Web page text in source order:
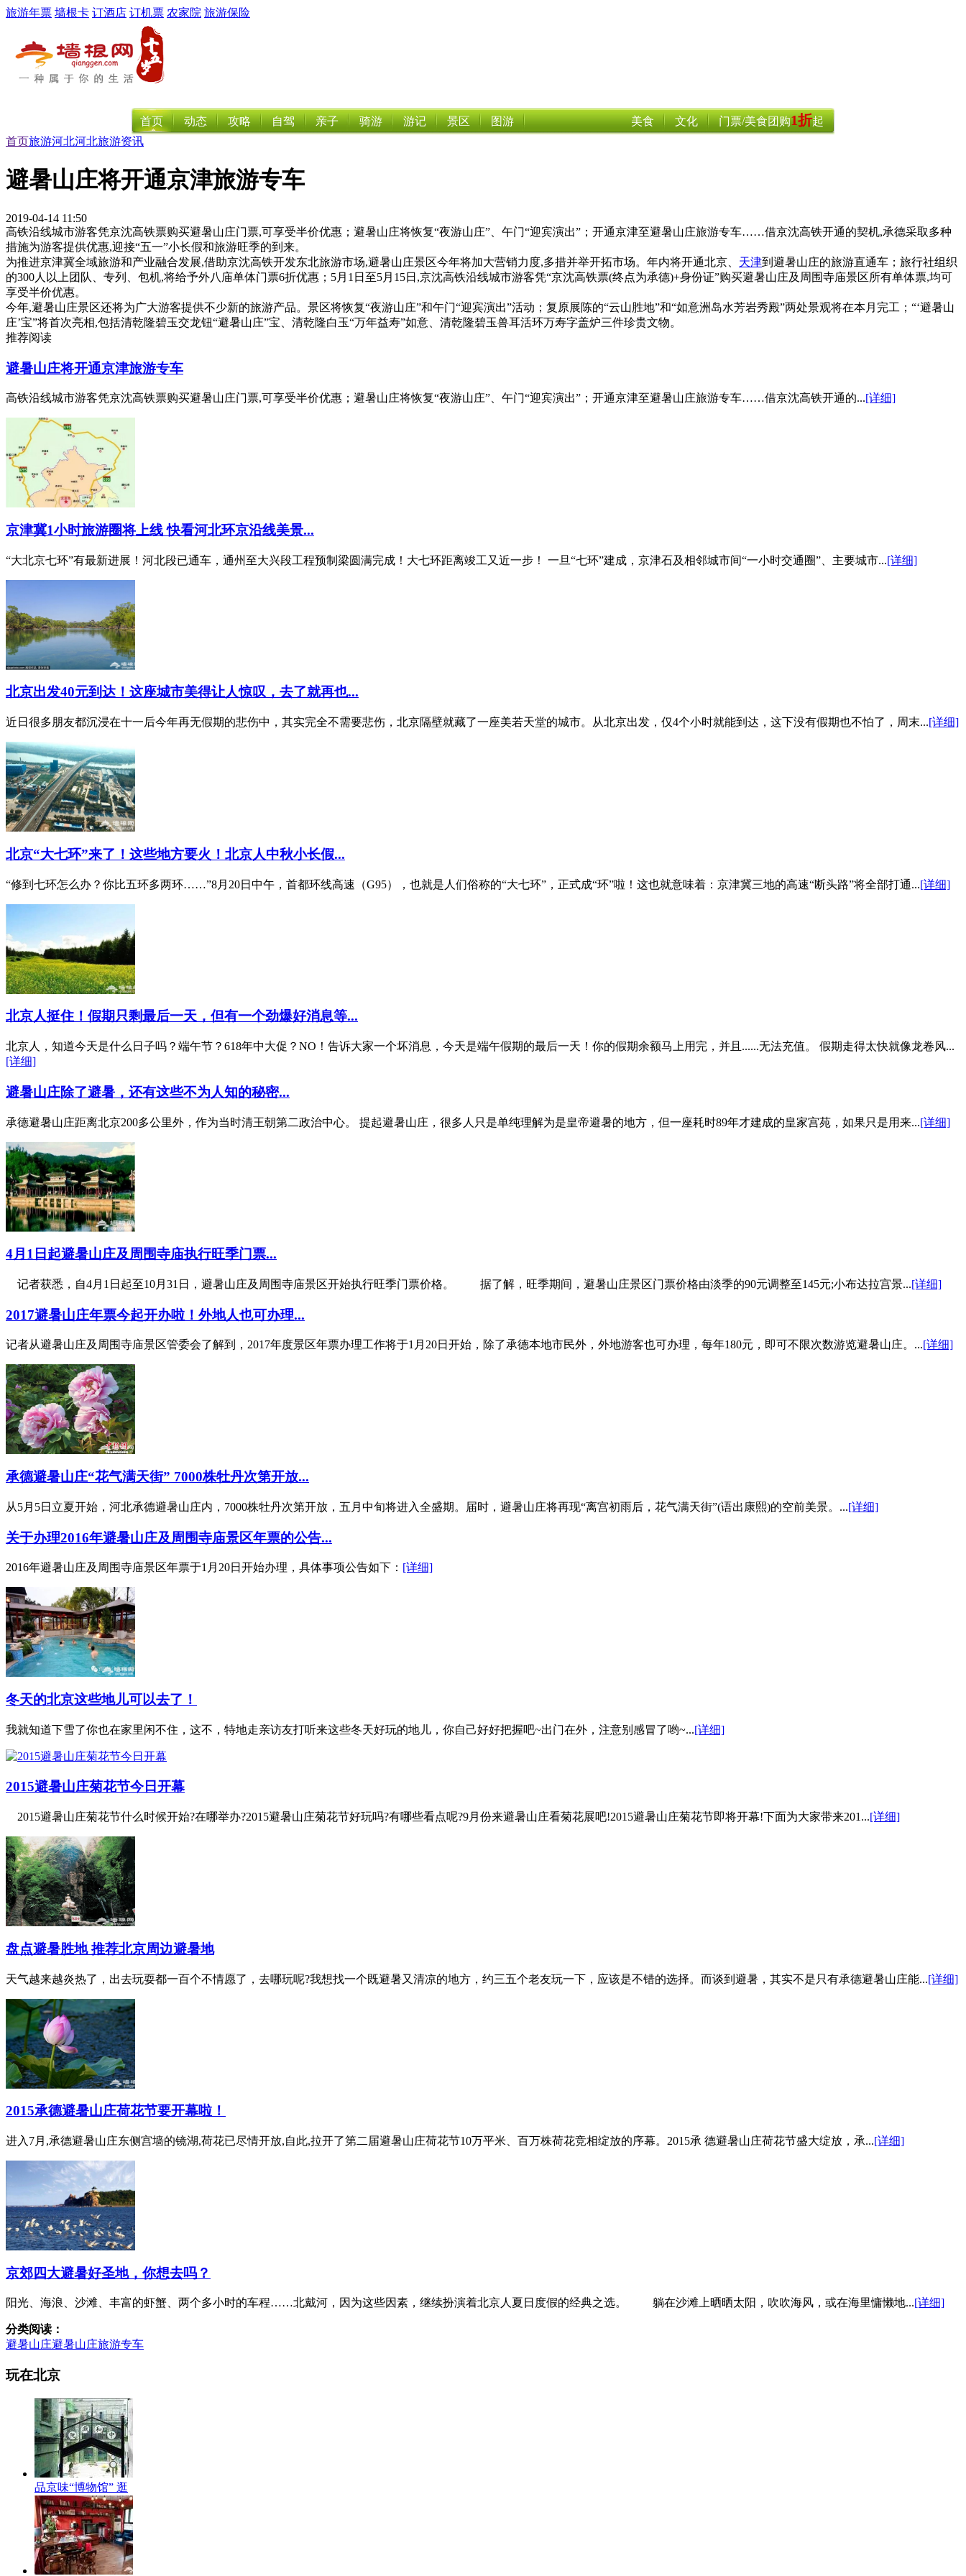
旅游年票 墙根卡 订酒店 订机票 农家院 旅游保险
首页 动态 攻略 自驾 亲子 骑游 游记 景区 图游 门票/美食团购1折起
文化
美食
首页旅游河北河北旅游资讯
避暑山庄将开通京津旅游专车
2019-04-14 11:50
高铁沿线城市游客凭京沈高铁票购买避暑山庄门票,可享受半价优惠；避暑山庄将恢复“夜游山庄”、午门“迎宾演出”；开通京津至避暑山庄旅游专车……借京沈高铁开通的契机,承德采取多种
措施为游客提供优惠,迎接“五一”小长假和旅游旺季的到来。
为推进京津冀全域旅游和产业融合发展,借助京沈高铁开发东北旅游市场,避暑山庄景区今年将加大营销力度,多措并举开拓市场。年内将开通北京、 天津到避暑山庄的旅游直通车；旅行社组织
的300人以上团队、专列、包机,将给予外八庙单体门票6折优惠；5月1日至5月15日,京沈高铁沿线城市游客凭“京沈高铁票(终点为承德)+身份证”购买避暑山庄及周围寺庙景区所有单体票,均可
享受半价优惠。
今年,避暑山庄景区还将为广大游客提供不少新的旅游产品。景区将恢复“夜游山庄”和午门“迎宾演出”活动；复原展陈的“云山胜地”和“如意洲岛水芳岩秀殿”两处景观将在本月完工；“‘避暑山
庄’宝”将首次亮相,包括清乾隆碧玉交龙钮“避暑山庄”宝、清乾隆白玉“万年益寿”如意、清乾隆碧玉兽耳活环万寿字盖炉三件珍贵文物。
推荐阅读
避暑山庄将开通京津旅游专车
高铁沿线城市游客凭京沈高铁票购买避暑山庄门票,可享受半价优惠；避暑山庄将恢复“夜游山庄”、午门“迎宾演出”；开通京津至避暑山庄旅游专车……借京沈高铁开通的...[详细]
京津冀1小时旅游圈将上线 快看河北环京沿线美景...
“大北京七环”有最新进展！河北段已通车，通州至大兴段工程预制梁圆满完成！大七环距离竣工又近一步！ 一旦“七环”建成，京津石及相邻城市间“一小时交通圈”、主要城市...[详细]
北京出发40元到达！这座城市美得让人惊叹，去了就再也...
近日很多朋友都沉浸在十一后今年再无假期的悲伤中，其实完全不需要悲伤，北京隔壁就藏了一座美若天堂的城市。从北京出发，仅4个小时就能到达，这下没有假期也不怕了，周末...[详细]
北京“大七环”来了！这些地方要火！北京人中秋小长假...
“修到七环怎么办？你比五环多两环……”8月20日中午，首都环线高速（G95），也就是人们俗称的“大七环”，正式成“环”啦！这也就意味着：京津冀三地的高速“断头路”将全部打通...[详细]
北京人挺住！假期只剩最后一天，但有一个劲爆好消息等...
北京人，知道今天是什么日子吗？端午节？618年中大促？NO！告诉大家一个坏消息，今天是端午假期的最后一天！你的假期余额马上用完，并且......无法充值。 假期走得太快就像龙卷风...
[详细]
避暑山庄除了避暑，还有这些不为人知的秘密...
承德避暑山庄距离北京200多公里外，作为当时清王朝第二政治中心。 提起避暑山庄，很多人只是单纯理解为是皇帝避暑的地方，但一座耗时89年才建成的皇家宫苑，如果只是用来...[详细]
4月1日起避暑山庄及周围寺庙执行旺季门票...
记者获悉，自4月1日起至10月31日，避暑山庄及周围寺庙景区开始执行旺季门票价格。 据了解，旺季期间，避暑山庄景区门票价格由淡季的90元调整至145元;小布达拉宫景...[详细]
2017避暑山庄年票今起开办啦！外地人也可办理...
记者从避暑山庄及周围寺庙景区管委会了解到，2017年度景区年票办理工作将于1月20日开始，除了承德本地市民外，外地游客也可办理，每年180元，即可不限次数游览避暑山庄。...[详细]
承德避暑山庄“花气满天街” 7000株牡丹次第开放...
从5月5日立夏开始，河北承德避暑山庄内，7000株牡丹次第开放，五月中旬将进入全盛期。届时，避暑山庄将再现“离宫初雨后，花气满天街”(语出康熙)的空前美景。...[详细]
关于办理2016年避暑山庄及周围寺庙景区年票的公告...
2016年避暑山庄及周围寺庙景区年票于1月20日开始办理，具体事项公告如下： [详细]
冬天的北京这些地儿可以去了！
我就知道下雪了你也在家里闲不住，这不，特地走亲访友打听来这些冬天好玩的地儿，你自己好好把握吧~出门在外，注意别感冒了哟~...[详细]
2015避暑山庄菊花节今日开幕
2015避暑山庄菊花节什么时候开始?在哪举办?2015避暑山庄菊花节好玩吗?有哪些看点呢?9月份来避暑山庄看菊花展吧!2015避暑山庄菊花节即将开幕!下面为大家带来201...[详细]
盘点避暑胜地 推荐北京周边避暑地
天气越来越炎热了，出去玩耍都一百个不情愿了，去哪玩呢?我想找一个既避暑又清凉的地方，约三五个老友玩一下，应该是不错的选择。而谈到避暑，其实不是只有承德避暑山庄能...[详细]
2015承德避暑山庄荷花节要开幕啦！
进入7月,承德避暑山庄东侧宫墙的镜湖,荷花已尽情开放,自此,拉开了第二届避暑山庄荷花节10万平米、百万株荷花竞相绽放的序幕。2015承 德避暑山庄荷花节盛大绽放，承...[详细]
京郊四大避暑好圣地，你想去吗？
阳光、海浪、沙滩、丰富的虾蟹、两个多小时的车程……北戴河，因为这些因素，继续扮演着北京人夏日度假的经典之选。 躺在沙滩上晒晒太阳，吹吹海风，或在海里慵懒地...[详细]
分类阅读：
避暑山庄避暑山庄旅游专车
玩在北京
品京味“博物馆” 逛